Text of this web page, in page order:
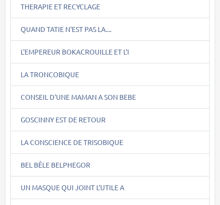
THERAPIE ET RECYCLAGE
QUAND TATIE N'EST PAS LA....
L'EMPEREUR BOKACROUILLE ET L'I
LA TRONCOBIQUE
CONSEIL D'UNE MAMAN A SON BEBE
GOSCINNY EST DE RETOUR
LA CONSCIENCE DE TRISOBIQUE
BEL BÊLE BELPHEGOR
UN MASQUE QUI JOINT L'UTILE A